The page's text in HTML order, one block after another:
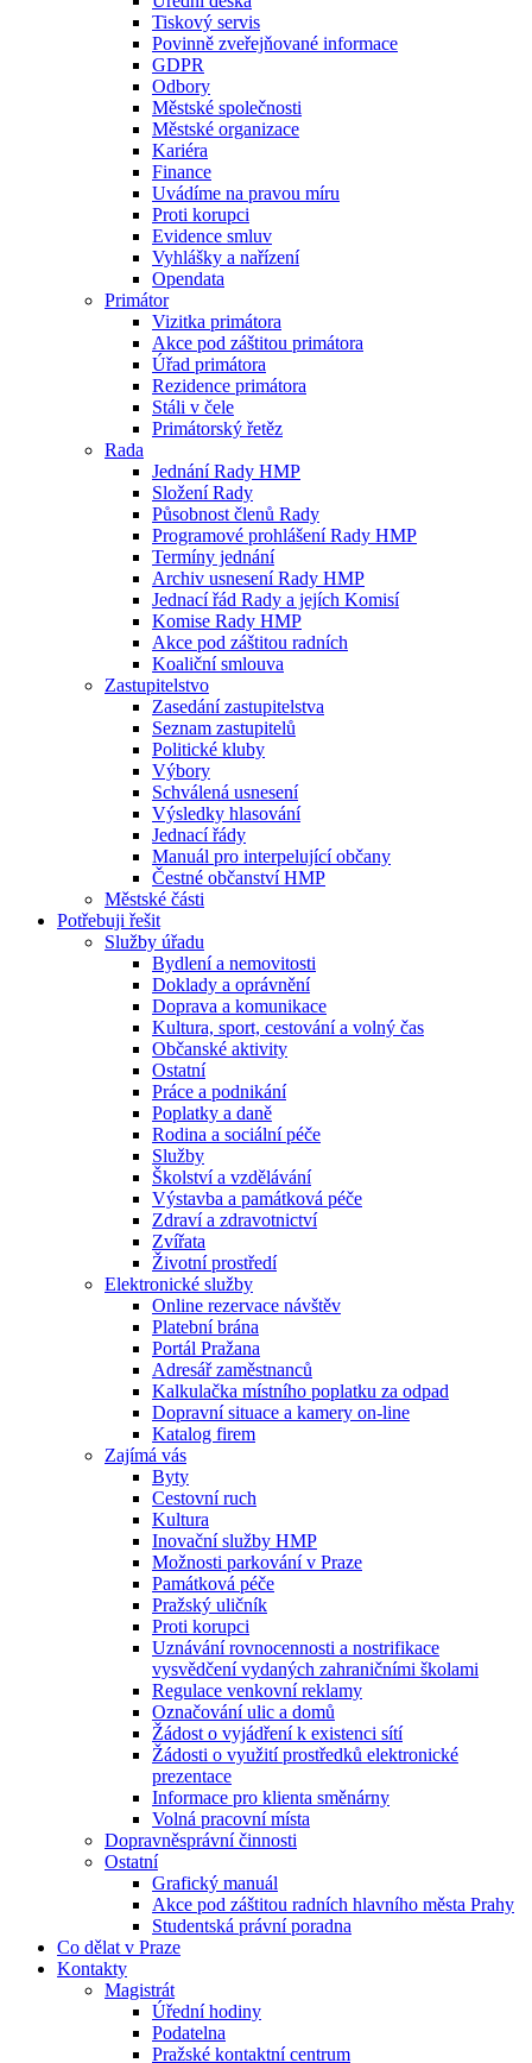
Tiskový servis
Povinně zveřejňované informace
GDPR
Odbory
Městské společnosti
Městské organizace
Kariéra
Finance
Uvádíme na pravou míru
Proti korupci
Evidence smluv
Vyhlášky a nařízení
Opendata
Primátor
Vizitka primátora
Akce pod záštitou primátora
Úřad primátora
Rezidence primátora
Stáli v čele
Primátorský řetěz
Rada
Jednání Rady HMP
Složení Rady
Působnost členů Rady
Programové prohlášení Rady HMP
Termíny jednání
Archiv usnesení Rady HMP
Jednací řád Rady a jejích Komisí
Komise Rady HMP
Akce pod záštitou radních
Koaliční smlouva
Zastupitelstvo
Zasedání zastupitelstva
Seznam zastupitelů
Politické kluby
Výbory
Schválená usnesení
Výsledky hlasování
Jednací řády
Manuál pro interpelující občany
Čestné občanství HMP
Městské části
Potřebuji řešit
Služby úřadu
Bydlení a nemovitosti
Doklady a oprávnění
Doprava a komunikace
Kultura, sport, cestování a volný čas
Občanské aktivity
Ostatní
Práce a podnikání
Poplatky a daně
Rodina a sociální péče
Služby
Školství a vzdělávání
Výstavba a památková péče
Zdraví a zdravotnictví
Zvířata
Životní prostředí
Elektronické služby
Online rezervace návštěv
Platební brána
Portál Pražana
Adresář zaměstnanců
Kalkulačka místního poplatku za odpad
Dopravní situace a kamery on-line
Katalog firem
Zajímá vás
Byty
Cestovní ruch
Kultura
Inovační služby HMP
Možnosti parkování v Praze
Památková péče
Pražský uličník
Proti korupci
Uznávání rovnocennosti a nostrifikace
vysvědčení vydaných zahraničními školami
Regulace venkovní reklamy
Označování ulic a domů
Žádost o vyjádření k existenci sítí
Žádosti o využití prostředků elektronické
prezentace
Informace pro klienta směnárny
Volná pracovní místa
Dopravněsprávní činnosti
Ostatní
Grafický manuál
Akce pod záštitou radních hlavního města Prahy
Studentská právní poradna
Co dělat v Praze
Kontakty
Magistrát
Úřední hodiny
Podatelna
Pražské kontaktní centrum